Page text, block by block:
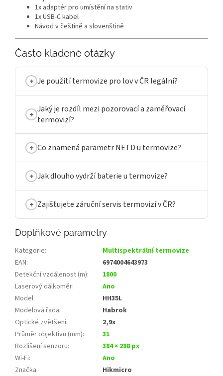
1x adaptér pro umístění na stativ
1x USB-C kabel
Návod v češtině a slovenštině
Často kladené otázky
Je použití termovize pro lov v ČR legální?
Jaký je rozdíl mezi pozorovací a zaměřovací
termovizí?
Co znamená parametr NETD u termovize?
Jak dlouho vydrží baterie u termovize?
Zajišťujete záruční servis termovizí v ČR?
Doplňkové parametry
Kategorie:
Multispektrální termovize
EAN:
6974004643973
Detekční vzdálenost (m):
1800
Laserový dálkoměr:
Ano
Model:
HH35L
Modelová řada:
Habrok
Optické zvětšení:
2,9x
Průměr objektivu (mm):
31
Rozlišení senzoru:
384 × 288 px
Wi‑Fi:
Ano
Značka:
Hikmicro